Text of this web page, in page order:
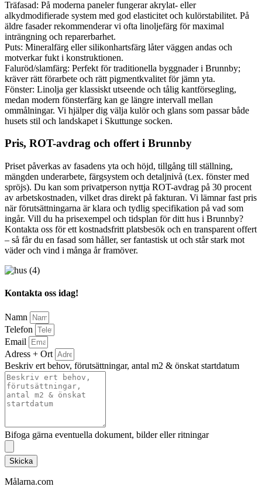
Träfasad: På moderna paneler fungerar akrylat- eller
alkydmodifierade system med god elasticitet och kulörstabilitet. På
äldre fasader rekommenderar vi ofta linoljefärg för maximal
inträngning och reparerbarhet.
Puts: Mineralfärg eller silikonhartsfärg låter väggen andas och
motverkar fukt i konstruktionen.
Faluröd/slamfärg: Perfekt för traditionella byggnader i Brunnby;
kräver rätt förarbete och rätt pigmentkvalitet för jämn yta.
Fönster: Linolja ger klassiskt utseende och tålig kantförsegling,
medan modern fönsterfärg kan ge längre intervall mellan
ommålningar. Vi hjälper dig välja kulör och glans som passar både
husets stil och landskapet i Skuttunge socken.
Pris, ROT-avdrag och offert i Brunnby
Priset påverkas av fasadens yta och höjd, tillgång till ställning,
mängden underarbete, färgsystem och detaljnivå (t.ex. fönster med
spröjs). Du kan som privatperson nyttja ROT-avdrag på 30 procent
av arbetskostnaden, vilket dras direkt på fakturan. Vi lämnar fast pris
när förutsättningarna är klara och tydlig specifikation på vad som
ingår. Vill du ha prisexempel och tidsplan för ditt hus i Brunnby?
Kontakta oss för ett kostnadsfritt platsbesök och en transparent offert
– så får du en fasad som håller, ser fantastisk ut och står stark mot
väder och vind i många år framöver.
Kontakta oss idag!
Namn
Telefon
Email
Adress + Ort
Beskriv ert behov, förutsättningar, antal m2 & önskat startdatum
Bifoga gärna eventuella dokument, bilder eller ritningar
Skicka
Målarna.com